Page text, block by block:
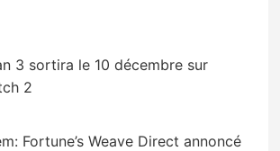
3 sortira le 10 décembre sur
2
Fortune’s Weave Direct annoncé